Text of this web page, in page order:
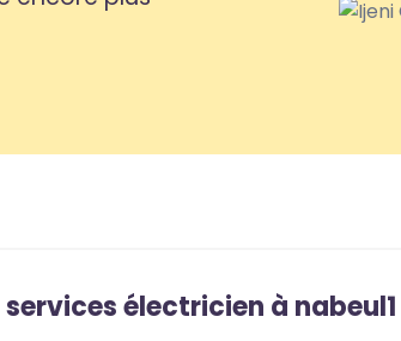
électricien à nabeul1